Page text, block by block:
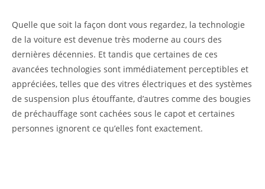
Quelle que soit la façon dont vous regardez, la technologie
de la voiture est devenue très moderne au cours des
dernières décennies. Et tandis que certaines de ces
avancées technologies sont immédiatement perceptibles et
appréciées, telles que des vitres électriques et des systèmes
de suspension plus étouffante, d’autres comme des bougies
de préchauffage sont cachées sous le capot et certaines
personnes ignorent ce qu’elles font exactement.